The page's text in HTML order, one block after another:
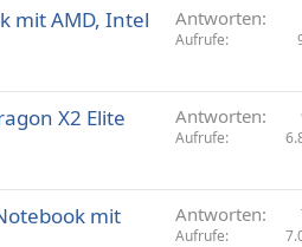
mit AMD, Intel
Antworten
Aufrufe
X2 Elite
Antworten
Aufrufe
mit
Antworten
Aufrufe